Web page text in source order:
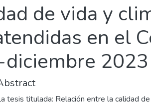
de vida y
en el
2023
tesis titulada: Relación entre la calidad